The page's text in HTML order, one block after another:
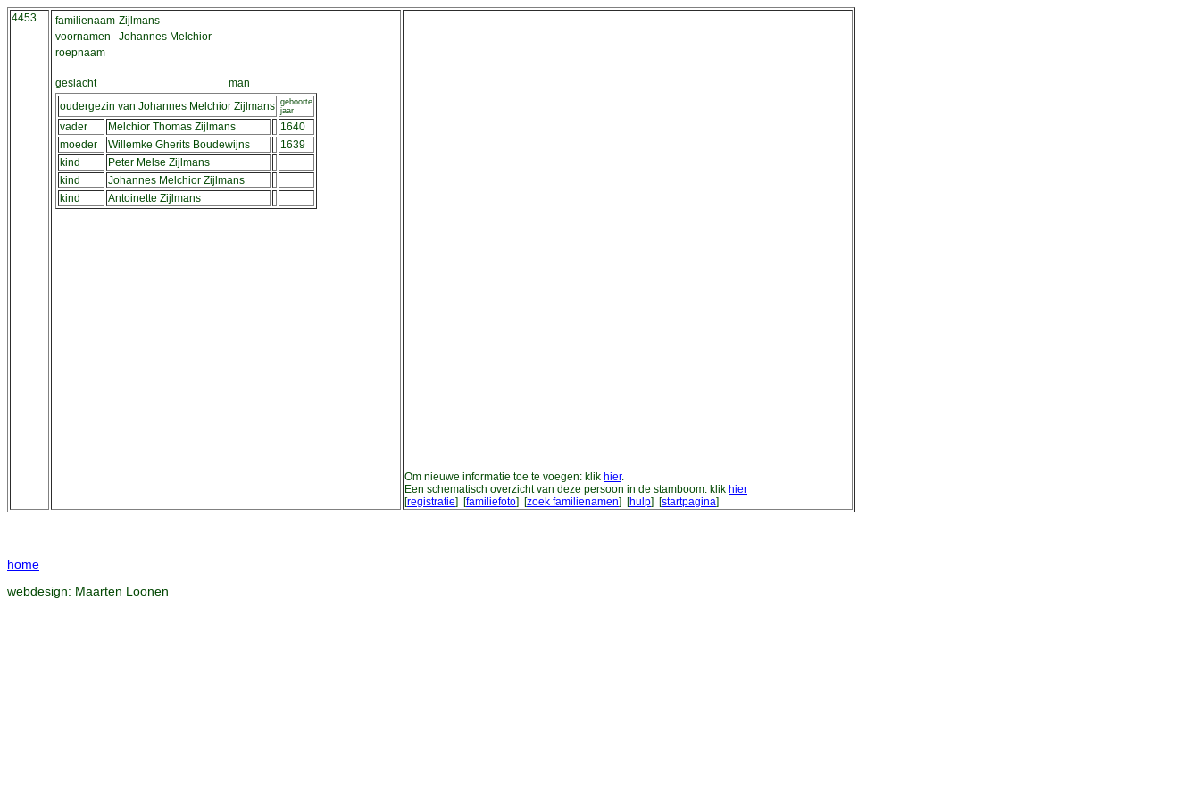
4453 familienaam Zijlmans
voornamen
Johannes Melchior
roepnaam
geslacht
man
oudergezin van Johannes Melchior Zijlmans geboorte
jaar
vader Melchior Thomas Zijlmans
1640
moeder
Willemke Gherits Boudewijns
1639
kind
Peter Melse Zijlmans
kind
Johannes Melchior Zijlmans
kind
Antoinette Zijlmans
Om nieuwe informatie toe te voegen: klik hier.
Een schematisch overzicht van deze persoon in de stamboom: klik hier
[registratie] [familiefoto] [zoek familienamen] [hulp] [startpagina]
home
webdesign: Maarten Loonen